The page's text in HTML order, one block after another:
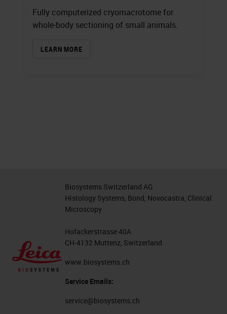
Fully computerized cryomacrotome for
whole‐body sectioning of small animals.
LEARN MORE
Biosystems Switzerland AG
Histology Systems, Bond, Novocastra, Clinical
Microscopy
Hofackerstrasse 40A
CH-4132 Muttenz, Switzerland
www.biosystems.ch
Service Emails:
service@biosystems.ch